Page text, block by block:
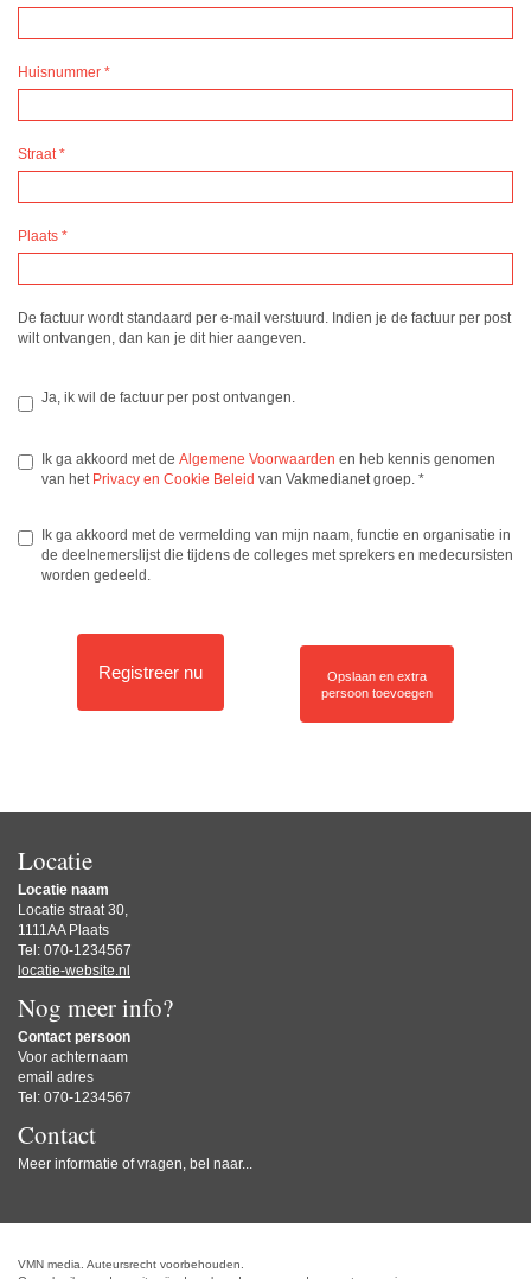
Huisnummer *
Straat*
Plaats *
De factuur wordt standaard per e-mail verstuurd. Indien je de factuur per post
wilt ontvangen, dan kan je dit hier aangeven.
Ja, ik wil de factuur per post ontvangen.
Ik ga akkoord met de Algemene Voorwaarden en heb kennis genomen
van het Privacy en Cookie Beleid van Vakmedianet groep. *
Ik ga akkoord met de vermelding van mijn naam, functie en organisatie in
de deelnemerslijst die tijdens de colleges met sprekers en medecursisten
worden gedeeld.
Registreer nu
Opslaan en extra
persoon toevoegen
Locatie
Locatie naam
Locatie straat 30,
1111AA Plaats
Tel: 070-1234567
locatie-website.nl
Nog meer info?
Contact persoon
Voor achternaam
email adres
Tel: 070-1234567
Contact
Meer informatie of vragen, bel naar...
VMN media. Auteursrecht voorbehouden.